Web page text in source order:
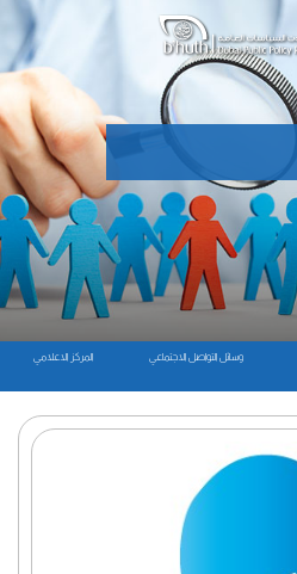
المركز الاعلامي وسائل التواصل الاجتماعي